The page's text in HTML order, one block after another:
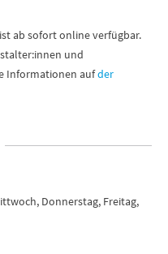
ab sofort online verfügbar.
und
Informationen aufder
Donnerstag, Freitag,